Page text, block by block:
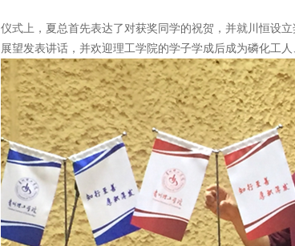
仪式上，夏总首先表达了对获奖同学的祝贺，并就川恒设
展望发表讲话，并欢迎理工学院的学子学成后成为磷化工